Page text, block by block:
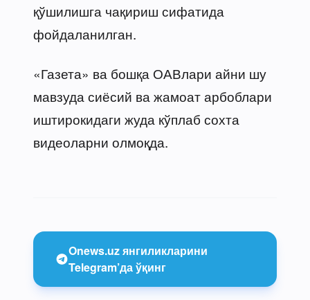
қўшилишга чақириш сифатида
фойдаланилган.
«Газета» ва бошқа ОАВлари айни шу
мавзуда сиёсий ва жамоат арбоблари
иштирокидаги жуда кўплаб сохта
видеоларни олмоқда.
Onews.uz янгиликларини
Telegram’да ўқинг